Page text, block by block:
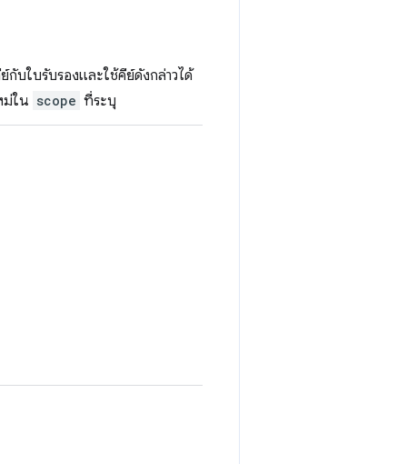
บใบรับรองและใช้คีย์ดังกล่าวได้
ม่ใน scope ที่ระบุ